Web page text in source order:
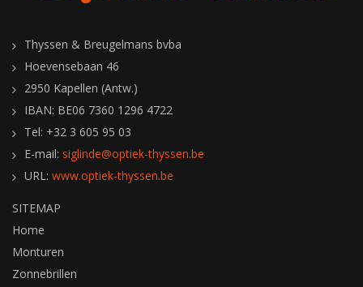
Thyssen & Breugelmans bvba
Hoevensebaan 46
2950 Kapellen (Antw.)
IBAN: BE06 7360 1296 4722
Tel: +32 3 605 95 03
E-mail: siglinde@optiek-thyssen.be
URL: www.optiek-thyssen.be
SITEMAP
Home
Monturen
Zonnebrillen